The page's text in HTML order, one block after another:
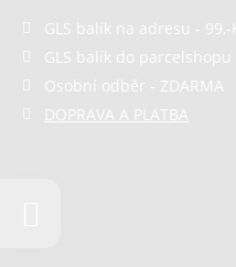
GLS balík na adresu - 99,-
GLS balík do parcelshopu
Osobní odběr - ZDARMA
DOPRAVA A PLATBA
Přijmout
této části spadají